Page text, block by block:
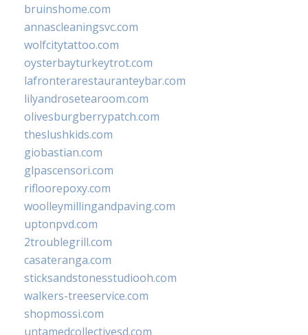
bruinshome.com
annascleaningsvc.com
wolfcitytattoo.com
oysterbayturkeytrot.com
lafronterarestauranteybar.com
lilyandrosetearoom.com
olivesburgberrypatch.com
theslushkids.com
giobastian.com
glpascensori.com
rifloorepoxy.com
woolleymillingandpaving.com
uptonpvd.com
2troublegrill.com
casateranga.com
sticksandstonesstudiooh.com
walkers-treeservice.com
shopmossi.com
untamedcollectivesd.com